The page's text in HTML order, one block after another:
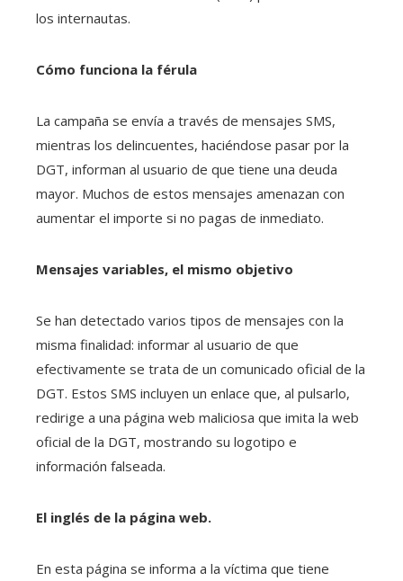
los internautas.
Cómo funciona la férula
La campaña se envía a través de mensajes SMS,
mientras los delincuentes, haciéndose pasar por la
DGT, informan al usuario de que tiene una deuda
mayor. Muchos de estos mensajes amenazan con
aumentar el importe si no pagas de inmediato.
Mensajes variables, el mismo objetivo
Se han detectado varios tipos de mensajes con la
misma finalidad: informar al usuario de que
efectivamente se trata de un comunicado oficial de la
DGT. Estos SMS incluyen un enlace que, al pulsarlo,
redirige a una página web maliciosa que imita la web
oficial de la DGT, mostrando su logotipo e
información falseada.
El inglés de la página web.
En esta página se informa a la víctima que tiene